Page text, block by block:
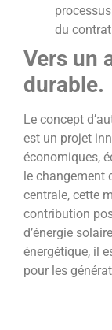
du
Vers un
durable.
Le concept
est un projet
économiques,
le changement
centrale, cette
contribution
d’énergie
énergétique, il
pour les